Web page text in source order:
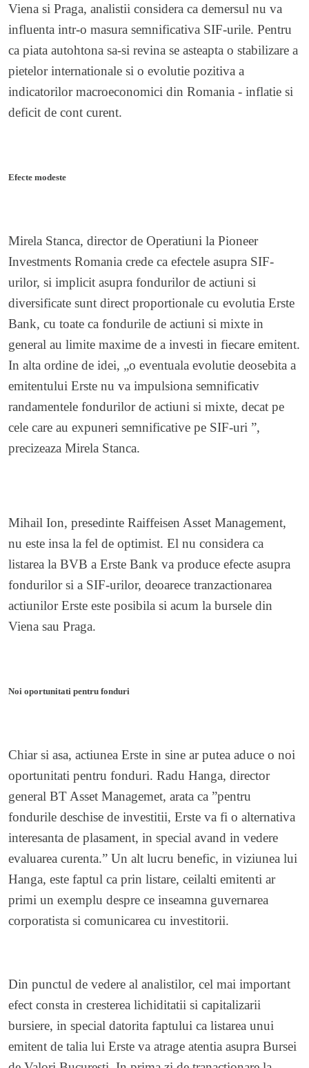
Viena si Praga, analistii considera ca demersul nu va
influenta intr-o masura semnificativa SIF-urile. Pentru
ca piata autohtona sa-si revina se asteapta o stabilizare a
pietelor internationale si o evolutie pozitiva a
indicatorilor macroeconomici din Romania - inflatie si
deficit de cont curent.
Efecte modeste
Mirela Stanca, director de Operatiuni la Pioneer
Investments Romania crede ca efectele asupra SIF-
urilor, si implicit asupra fondurilor de actiuni si
diversificate sunt direct proportionale cu evolutia Erste
Bank, cu toate ca fondurile de actiuni si mixte in
general au limite maxime de a investi in fiecare emitent.
In alta ordine de idei, „o eventuala evolutie deosebita a
emitentului Erste nu va impulsiona semnificativ
randamentele fondurilor de actiuni si mixte, decat pe
cele care au expuneri semnificative pe SIF-uri ”,
precizeaza Mirela Stanca.
Mihail Ion, presedinte Raiffeisen Asset Management,
nu este insa la fel de optimist. El nu considera ca
listarea la BVB a Erste Bank va produce efecte asupra
fondurilor si a SIF-urilor, deoarece tranzactionarea
actiunilor Erste este posibila si acum la bursele din
Viena sau Praga.
Noi oportunitati pentru fonduri
Chiar si asa, actiunea Erste in sine ar putea aduce o noi
oportunitati pentru fonduri. Radu Hanga, director
general BT Asset Managemet, arata ca ”pentru
fondurile deschise de investitii, Erste va fi o alternativa
interesanta de plasament, in special avand in vedere
evaluarea curenta.” Un alt lucru benefic, in viziunea lui
Hanga, este faptul ca prin listare, ceilalti emitenti ar
primi un exemplu despre ce inseamna guvernarea
corporatista si comunicarea cu investitorii.
Din punctul de vedere al analistilor, cel mai important
efect consta in cresterea lichiditatii si capitalizarii
bursiere, in special datorita faptului ca listarea unui
emitent de talia lui Erste va atrage atentia asupra Bursei